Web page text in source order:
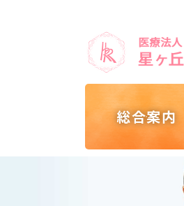
総合案内